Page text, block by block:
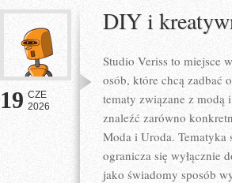
19 CZE
2026
DIY i
Studio Veriss to miejsce
osób, które chcą zadbać
tematy związane z modą
znaleźć zarówno
Moda i Uroda. Tematyka
ogranicza się wyłącznie
jako świadomy sposób